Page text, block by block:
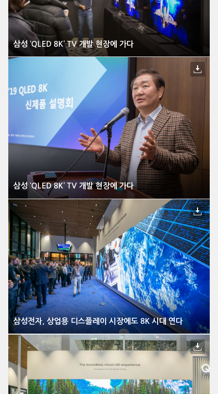
삼성 ‘QLED 8K’ TV 개발 현장에 가다
삼성 ‘QLED 8K’ TV 개발 현장에 가다
삼성전자, 상업용 디스플레이 시장에도 8K 시대 연다